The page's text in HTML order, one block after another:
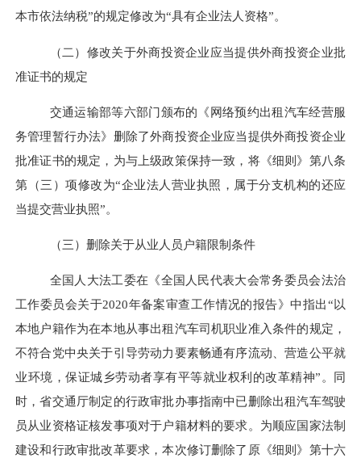
本市依法纳税”的规定修改为“具有企业法人资格”。
（二）修改关于外商投资企业应当提供外商投资企业批
准证书的规定
交通运输部等六部门颁布的《网络预约出租汽车经营服
务管理暂行办法》删除了外商投资企业应当提供外商投资企业
批准证书的规定，为与上级政策保持一致，将《细则》第八条
第（三）项修改为“企业法人营业执照，属于分支机构的还应
当提交营业执照”。
（三）删除关于从业人员户籍限制条件
全国人大法工委在《全国人民代表大会常务委员会法治
工作委员会关于2020年备案审查工作情况的报告》中指出“以
本地户籍作为在本地从事出租汽车司机职业准入条件的规定，
不符合党中央关于引导劳动力要素畅通有序流动、营造公平就
业环境，保证城乡劳动者享有平等就业权利的改革精神”。同
时，省交通厅制定的行政审批办事指南中已删除出租汽车驾驶
员从业资格证核发事项对于户籍材料的要求。为顺应国家法制
建设和行政审批改革要求，本次修订删除了 原《细则》第十六